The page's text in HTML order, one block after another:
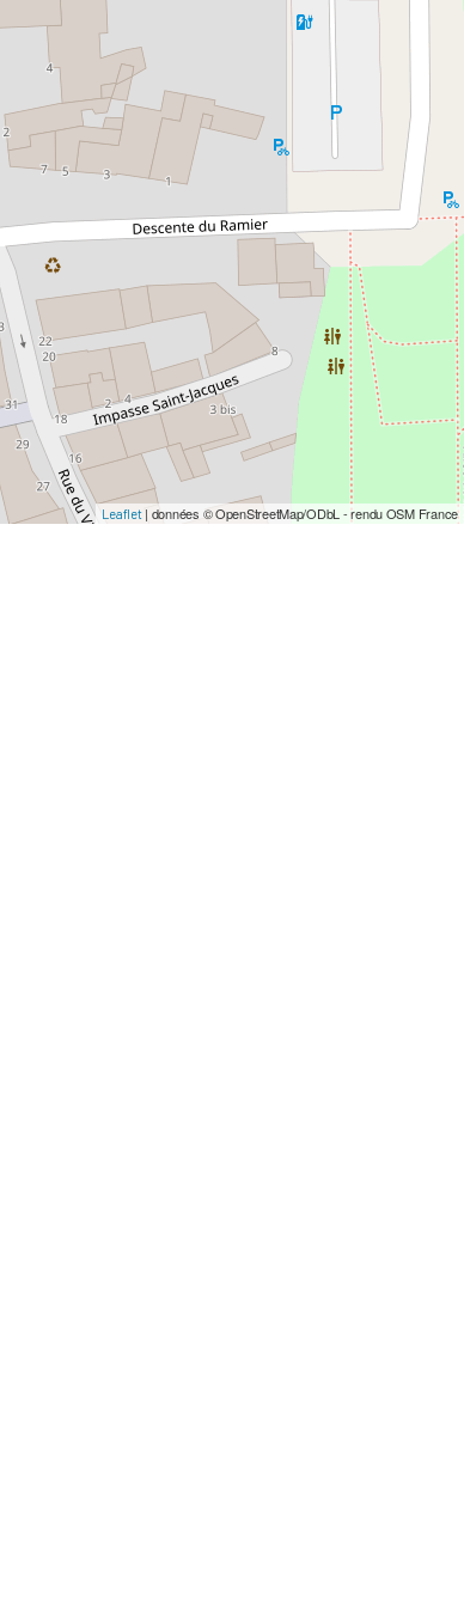
Leaflet| données © OpenStreetMap/ODbL - rendu OSM France